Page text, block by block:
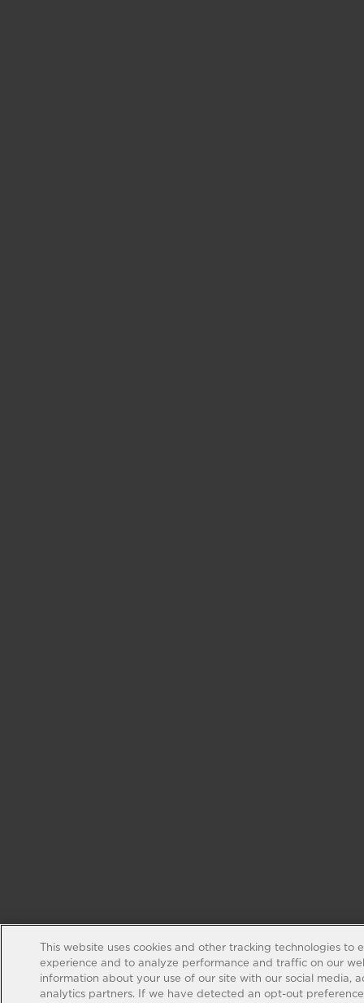
This website uses cookies and other tracking technologies to
experience and to analyze performance and traffic on our
information about your use of our site with our social media,
analytics partners. If we have detected an opt-out